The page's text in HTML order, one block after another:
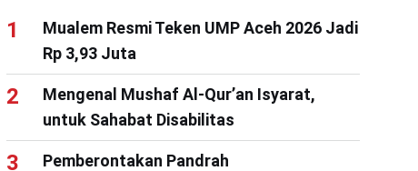
Mualem Resmi Teken UMP Aceh 2026 Jadi
Rp 3,93 Juta
Mengenal Mushaf Al-Qur’an Isyarat,
untuk Sahabat Disabilitas
Pemberontakan Pandrah